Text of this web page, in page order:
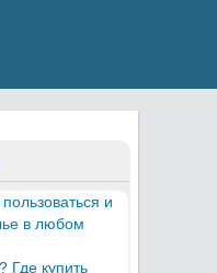
и
в любом
Где купить